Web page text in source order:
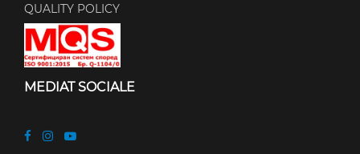
QUALITY POLICY
MEDIAT SOCIALE